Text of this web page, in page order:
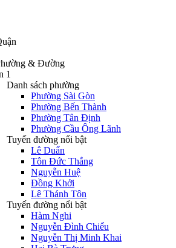
& Đường
1
Danh sách phường
Phường Sài Gòn
Phường Bến Thành
Phường Tân Định
Phường Cầu Ông Lãnh
Tuyến đường nổi bật
Lê Duẩn
Tôn Đức Thắng
Nguyễn Huệ
Đồng Khởi
Lê Thánh Tôn
Tuyến đường nổi bật
Hàm Nghi
Nguyễn Đình Chiểu
Nguyễn Thị Minh Khai